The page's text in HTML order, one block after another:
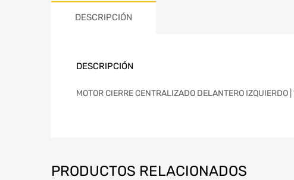
DESCRIPCIÓN
DESCRIPCIÓN
MOTOR CIERRE CENTRALIZADO DELANTERO
PRODUCTOS RELACIONADOS